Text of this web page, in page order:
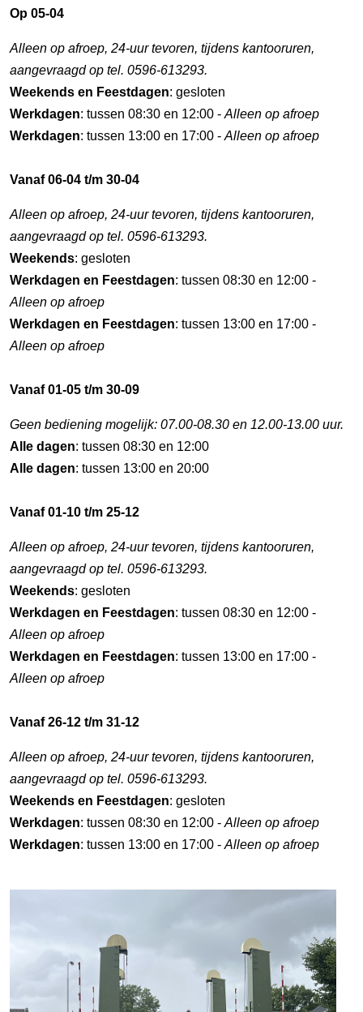
Op 05-04
Alleen op afroep, 24-uur tevoren, tijdens kantooruren,
aangevraagd op tel. 0596-613293.
Weekends en Feestdagen: gesloten
Werkdagen: tussen 08:30 en 12:00 - Alleen op afroep
Werkdagen: tussen 13:00 en 17:00 - Alleen op afroep
Vanaf 06-04 t/m 30-04
Alleen op afroep, 24-uur tevoren, tijdens kantooruren,
aangevraagd op tel. 0596-613293.
Weekends: gesloten
Werkdagen en Feestdagen: tussen 08:30 en 12:00 -
Alleen op afroep
Werkdagen en Feestdagen: tussen 13:00 en 17:00 -
Alleen op afroep
Vanaf 01-05 t/m 30-09
Geen bediening mogelijk: 07.00-08.30 en 12.00-13.00 uur.
Alle dagen: tussen 08:30 en 12:00
Alle dagen: tussen 13:00 en 20:00
Vanaf 01-10 t/m 25-12
Alleen op afroep, 24-uur tevoren, tijdens kantooruren,
aangevraagd op tel. 0596-613293.
Weekends: gesloten
Werkdagen en Feestdagen: tussen 08:30 en 12:00 -
Alleen op afroep
Werkdagen en Feestdagen: tussen 13:00 en 17:00 -
Alleen op afroep
Vanaf 26-12 t/m 31-12
Alleen op afroep, 24-uur tevoren, tijdens kantooruren,
aangevraagd op tel. 0596-613293.
Weekends en Feestdagen: gesloten
Werkdagen: tussen 08:30 en 12:00 - Alleen op afroep
Werkdagen: tussen 13:00 en 17:00 - Alleen op afroep